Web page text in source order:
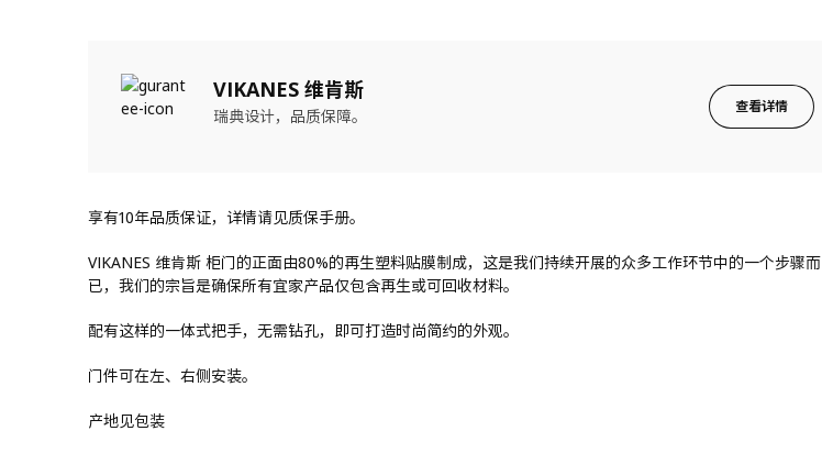
VIKANES 维肯斯
瑞典设计，品质保障。 查看详情
享有10年品质保证，详情请见质保手册。
VIKANES 维肯斯 柜门的正面由80%的再生塑料贴膜制成，这是我们持续开展的众多工作环节中的一个步骤而
已，我们的宗旨是确保所有宜家产品仅包含再生或可回收材料。
配有这样的一体式把手，无需钻孔，即可打造时尚简约的外观。
门件可在左、右侧安装。
产地见包装